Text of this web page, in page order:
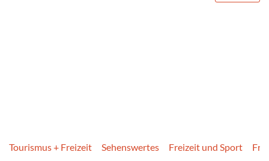
Tourismus + Freizeit Sehenswertes Freizeit und Sport